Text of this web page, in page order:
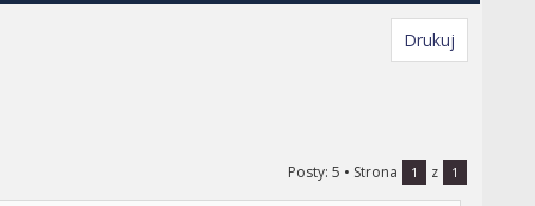
Drukuj
Posty: 5 • Strona 1 z 1